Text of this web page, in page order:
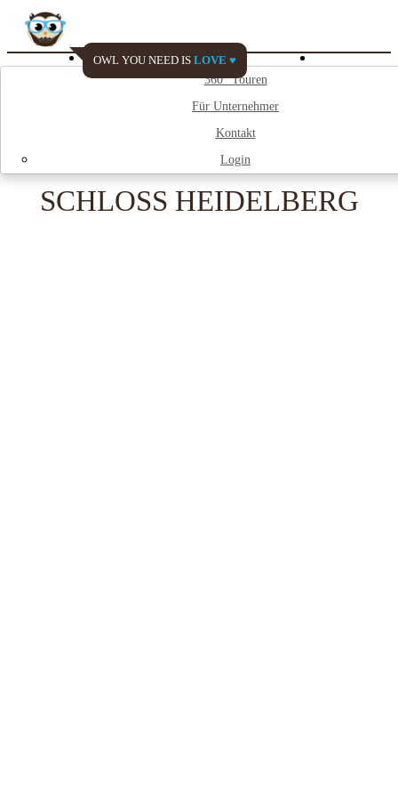
360° Touren
Für Unternehmer
Kontakt
Login
OWL YOU NEED IS LOVE ♥
Watch My City
SCHLOSS HEIDELBERG